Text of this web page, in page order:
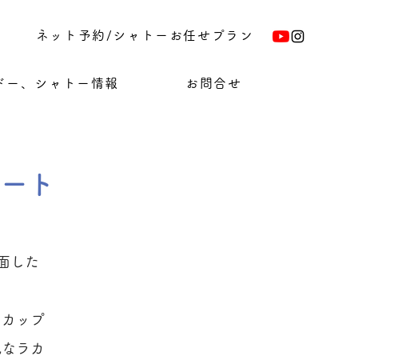
ネット予約/シャトーお任せプラン
ー、シャトー情報 お問合せ
ト
した
ップ
ラカ